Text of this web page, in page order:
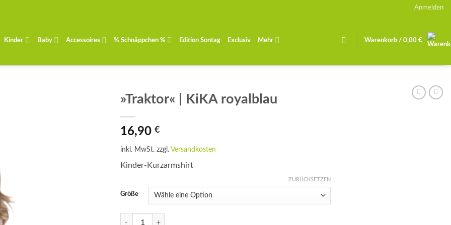
Anmelden
Kinder Baby Accessoires % Schnäppchen % Edition Sontag Exclusiv Mehr Warenkorb / 0,00 €
»Traktor« | KiKA royalblau
16,90 €
inkl. MwSt. zzgl. Versandkosten
Kinder-Kurzarmshirt
Größe
ZURÜCKSETZEN
»Traktor« | KiKA royalblau Menge